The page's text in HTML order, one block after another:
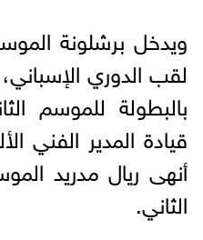
ويدخل برشلونة
لقب الدوري
بالبطولة للموسم
قيادة المدير الفني
أنهى ريال مدريد
الثاني.